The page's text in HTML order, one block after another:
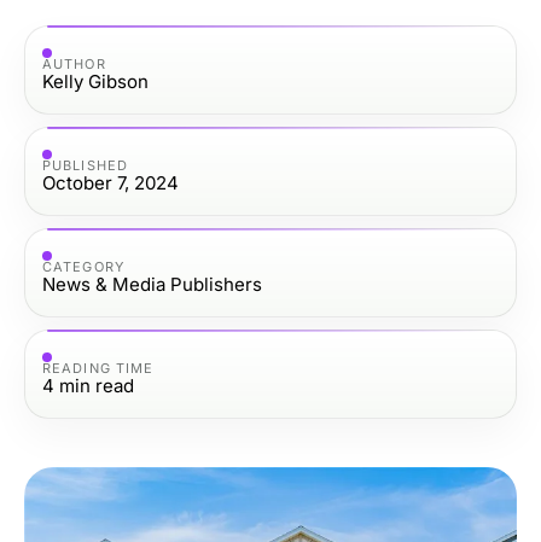
AUTHOR
Kelly Gibson
PUBLISHED
October 7, 2024
CATEGORY
News & Media Publishers
READING TIME
4 min read